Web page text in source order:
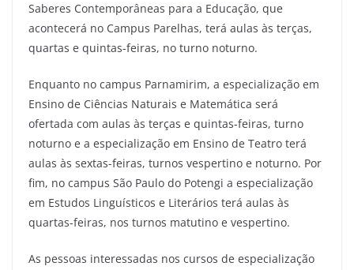
Saberes Contemporâneas para a Educação, que
acontecerá no Campus Parelhas, terá aulas às terças,
quartas e quintas-feiras, no turno noturno.
Enquanto no campus Parnamirim, a especialização em
Ensino de Ciências Naturais e Matemática será
ofertada com aulas às terças e quintas-feiras, turno
noturno e a especialização em Ensino de Teatro terá
aulas às sextas-feiras, turnos vespertino e noturno. Por
fim, no campus São Paulo do Potengi a especialização
em Estudos Linguísticos e Literários terá aulas às
quartas-feiras, nos turnos matutino e vespertino.
As pessoas interessadas nos cursos de especialização